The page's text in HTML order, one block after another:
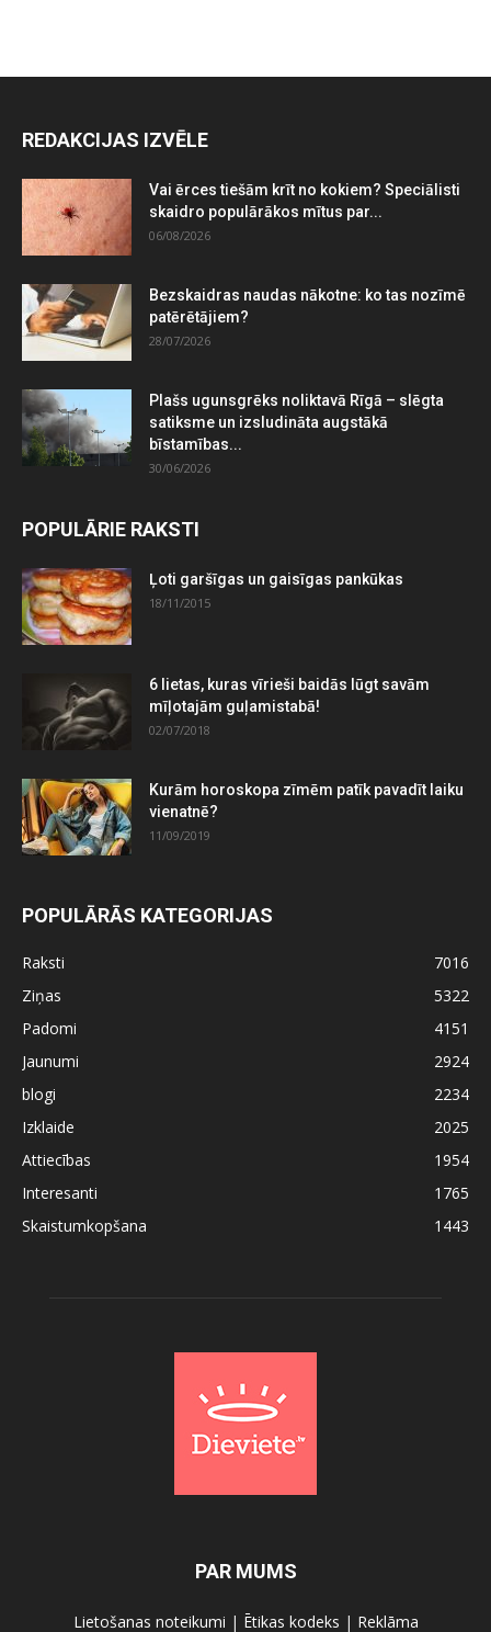
REDAKCIJAS IZVĒLE
Vai ērces tiešām krīt no kokiem? Speciālisti
skaidro populārākos mītus par...
06/08/2026
Bezskaidras naudas nākotne: ko tas nozīmē
patērētājiem?
28/07/2026
Plašs ugunsgrēks noliktavā Rīgā – slēgta
satiksme un izsludināta augstākā
bīstamības...
30/06/2026
POPULĀRIE RAKSTI
Ļoti garšīgas un gaisīgas pankūkas
18/11/2015
6 lietas, kuras vīrieši baidās lūgt savām
mīļotajām guļamistabā!
02/07/2018
Kurām horoskopa zīmēm patīk pavadīt laiku
vienatnē?
11/09/2019
POPULĀRĀS KATEGORIJAS
Raksti
7016
Ziņas
5322
Padomi
4151
Jaunumi
2924
blogi
2234
Izklaide
2025
Attiecības
1954
Interesanti
1765
Skaistumkopšana
1443
PAR MUMS
Lietošanas noteikumi | Ētikas kodeks | Reklāma